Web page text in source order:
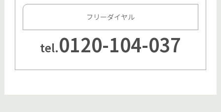
フリーダイヤル
tel.0120-104-037